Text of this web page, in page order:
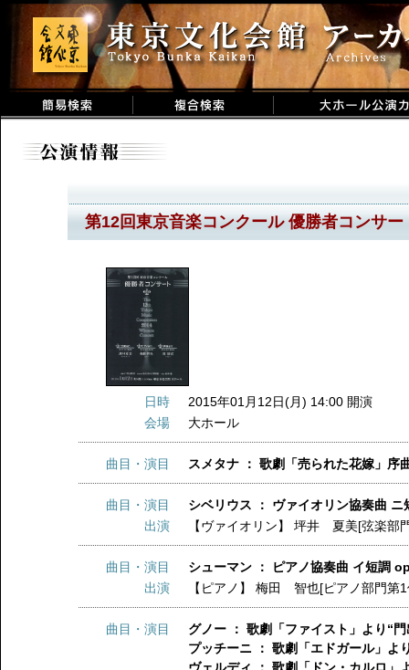
第12回東京音楽コンクール 優勝者コンサー
日時
2015年01月12日(月) 14:00 開演
会場
大ホール
曲目・演目 スメタナ ： 歌劇「売られた花嫁」序
曲目・演目
シベリウス ： ヴァイオリン協奏曲
出演
【ヴァイオリン】坪井 夏美[弦楽部
曲目・演目
シューマン ： ピアノ協奏曲 イ短調
出演
【ピアノ】梅田 智也[ピアノ部門第1
曲目・演目
グノー ： 歌劇「ファイスト」より“
プッチーニ ： 歌劇「エドガール」よ